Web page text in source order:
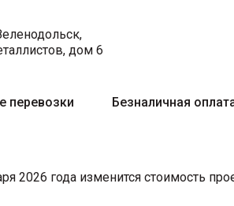
перевозки Безналичная
дом 6
2026 года изменится стоимость